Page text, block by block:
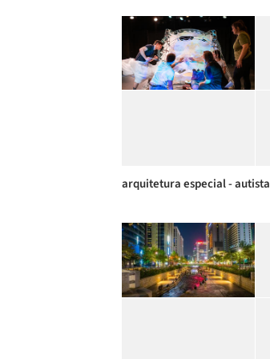
arquitetura especial - autista